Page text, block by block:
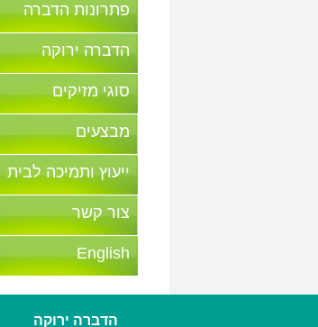
פתרונות הדברה
הדברה ירוקה
סוגי מזיקים
מבצעים
ייעוץ ותמיכה לבית
צור קשר
English
הדברה ירוקה